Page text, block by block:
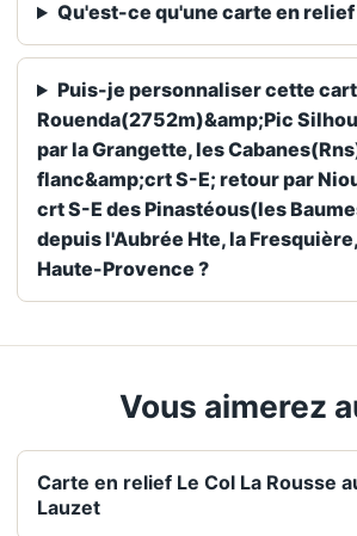
Qu'est-ce qu'une carte en relief
Puis-je personnaliser cette
Rouenda(2752m)&amp;Pic
par la Grangette, les
flanc&amp;crt S-E; retour par
crt S-E des Pinastéous(les
depuis l'Aubrée Hte, la
Haute-Provence ?
Vous aimerez
Carte en relief Le Col La Rousse
Lauzet